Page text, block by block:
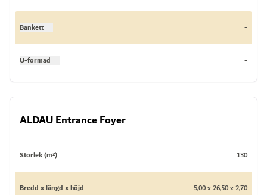
Bankett -
U-formad -
ALDAU Entrance Foyer
Storlek (m²) 130
Bredd x längd x höjd 5,00 x 26,50 x 2,70